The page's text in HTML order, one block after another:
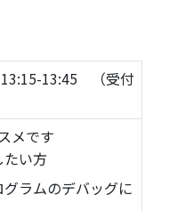
13:45 （受付
メです
い方
ラムのデバッグに